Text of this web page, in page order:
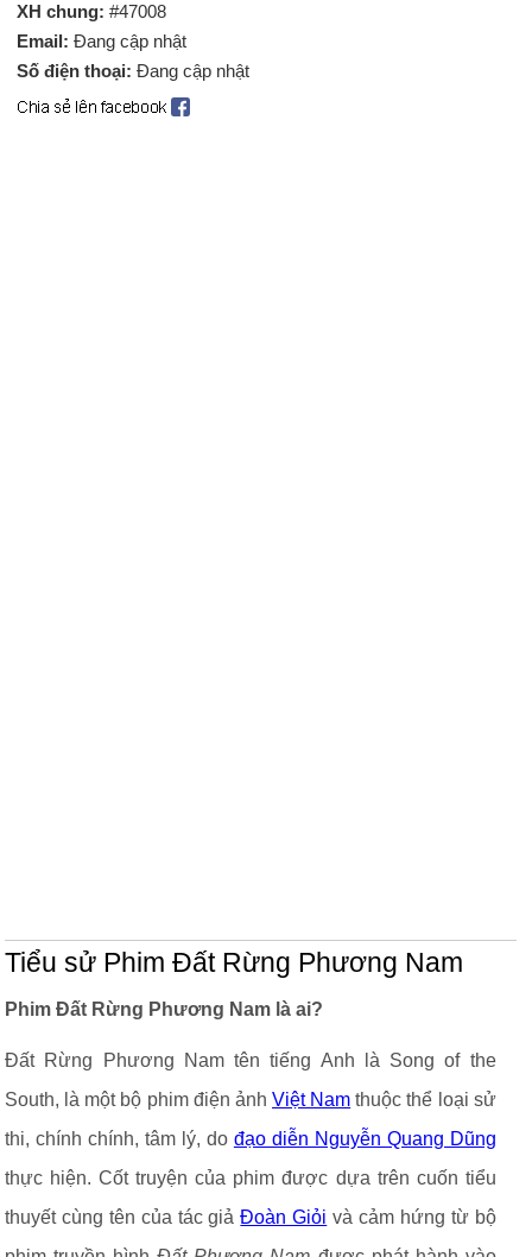
XH chung: #47008
Email: Đang cập nhật
Số điện thoại: Đang cập nhật
Tiểu sử Phim Đất Rừng Phương Nam
Phim Đất Rừng Phương Nam là ai?
Đất Rừng Phương Nam tên tiếng Anh là Song of the
South, là một bộ phim điện ảnhViệt Nam thuộc thể loại sử
thi, chính chính, tâm lý, do đạo diễn Nguyễn Quang Dũng
thực hiện. Cốt truyện của phim được dựa trên cuốn tiểu
thuyết cùng tên của tác giảĐoàn Giỏi và cảm hứng từ bộ